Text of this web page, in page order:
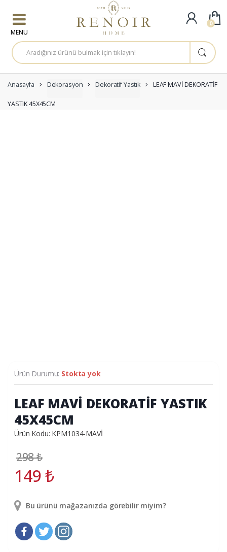
A
r
a
a
:
Anasayfa Dekorasyon Dekoratif Yastık LEAF MAVİ DEKORATİF
YASTIK 45X45CM
Ürün Durumu: Stokta yok
LEAF MAVİ DEKORATİF YASTIK
45X45CM
Ürün Kodu: KPM1034-MAVİ
298₺
149₺
Bu ürünü mağazanızda görebilir miyim?
0